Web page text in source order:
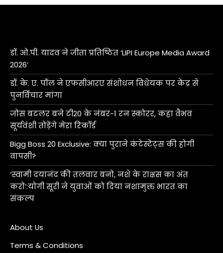
डॉ. ओ.पी. यादव ने जीता प्रतिष्ठित ‘LIPI Europe Media Award
2026’
डॉ. के. ए. पॉल ने एफसीआरए संशोधन विधेयक पर केंद्र से
पुनर्विचार मांगा
जोस बटलर बने टी20 के नंबर-1 रन स्कोरर, कहा वैभव
सूर्यवंशी तोड़ेंगे मेरा रिकॉर्ड
Bigg Boss 20 Exclusive: क्या पुराने कंटेस्टेंट्स की होगी
वापसी?
‘स्वामी दयानंद की तलवार बनो, नशे के राक्षस का अंत
करो’:योगी सूरी ने युवाओं को दिया नशामुक्त भारत का
संकल्प
About Us
Terms & Conditions